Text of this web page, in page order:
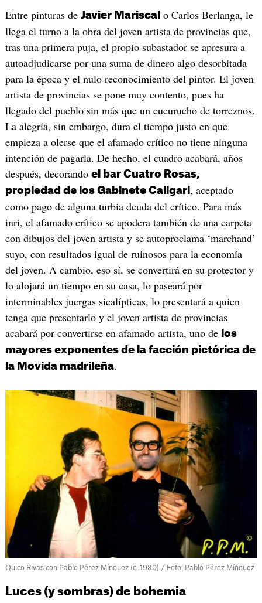
Entre pinturas de Javier Mariscal o Carlos Berlanga, le
llega el turno a la obra del joven artista de provincias que,
tras una primera puja, el propio subastador se apresura a
autoadjudicarse por una suma de dinero algo desorbitada
para la época y el nulo reconocimiento del pintor. El joven
artista de provincias se pone muy contento, pues ha
llegado del pueblo sin más que un cucurucho de torreznos.
La alegría, sin embargo, dura el tiempo justo en que
empieza a olerse que el afamado crítico no tiene ninguna
intención de pagarla. De hecho, el cuadro acabará, años
después, decorando el bar Cuatro Rosas,
propiedad de los Gabinete Caligari, aceptado
como pago de alguna turbia deuda del crítico. Para más
inri, el afamado crítico se apodera también de una carpeta
con dibujos del joven artista y se autoproclama ‘marchand’
suyo, con resultados igual de ruinosos para la economía
del joven. A cambio, eso sí, se convertirá en su protector y
lo alojará un tiempo en su casa, lo paseará por
interminables juergas sicalípticas, lo presentará a quien
tenga que presentarlo y el joven artista de provincias
acabará por convertirse en afamado artista, uno de los
mayores exponentes de la facción pictórica de
la Movida madrileña.
Quico Rivas con Pablo Pérez Mínguez (c. 1980) / Foto: Pablo Pérez Mínguez
Luces (y sombras) de bohemia